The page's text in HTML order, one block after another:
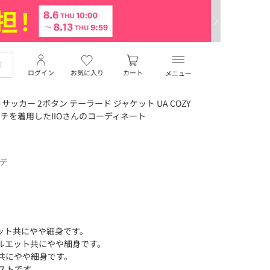
メニュー
お気に入り
ログイン カート
ッカー 2ボタン テーラード ジャケット UA COZY
を着用したIIOさんのコーディネート
共にやや細身です。
ット共にやや細身です。
やや細身です。